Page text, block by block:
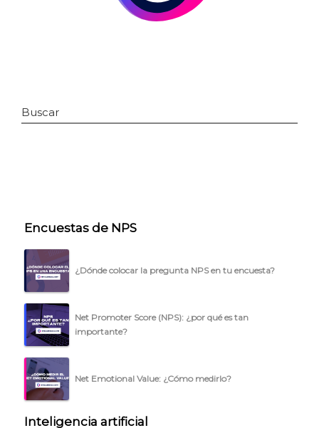
PLANTILLAS
PRECIOS
BLOG
ACCEDER →
Buscar
Encuestas de NPS
¿Dónde colocar la pregunta NPS en tu encuesta?
Net Promoter Score (NPS): ¿por qué es tan
importante?
Net Emotional Value: ¿Cómo medirlo?
Inteligencia artificial